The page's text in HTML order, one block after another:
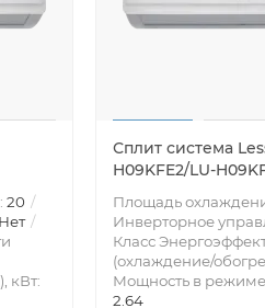
20
Нет
кВт:
Сплит система
H09KFE2/LU-
Площадь
Инверторное
Класс
(охлаждение/
Мощность в режиме
2.64